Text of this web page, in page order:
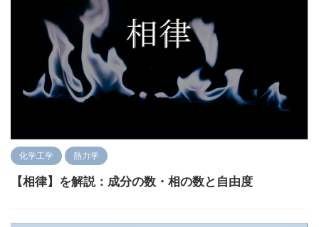
化学工学 熱力学
【相律】を解説：成分の数・相の数と自由度